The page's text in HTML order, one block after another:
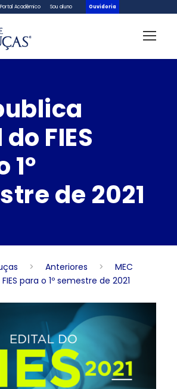
Portal Acadêmico Sou aluno Ouvidoria
FIES
1º
de 2021
> Anteriores >
MEC
para o 1º semestre de 2021